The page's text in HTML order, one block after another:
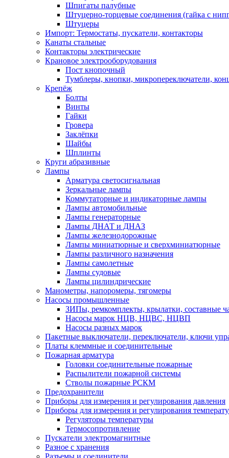
Шпигаты палубные
Штуцерно-торцевые соединения (гайка с
Штуцеры
Импорт: Термостаты, пускатели, контакторы
Канаты стальные
Контакторы электрические
Крановое электрооборудования
Пост кнопочный
Тумблеры, кнопки, микропереключатели,
Крепёж
Болты
Винты
Гайки
Гровера
Заклёпки
Шайбы
Шплинты
Круги абразивные
Лампы
Арматура светосигнальная
Зеркальные лампы
Коммутаторные и индикаторные лампы
Лампы автомобильные
Лампы генераторные
Лампы ДНАТ и ДНАЗ
Лампы железнодорожные
Лампы миниатюрные и сверхминиатюрные
Лампы различного назначения
Лампы самолетные
Лампы судовые
Лампы цилиндрические
Манометры, напоромеры, тягомеры
Насосы промышленные
ЗИПы, ремкомплекты, крылатки, составные
Насосы марок НЦВ, НЦВС, НЦВП
Насосы разных марок
Пакетные выключатели, переключатели, ключи
Платы клеммные и соединительные
Пожарная арматура
Головки соединительные пожарные
Распылители пожарной системы
Стволы пожарные РСКМ
Предохранители
Приборы для измерения и регулирования давления
Приборы для измерения и регулирования
Регуляторы температуры
Термосопротивление
Пускатели электромагнитные
Разное с хранения
Разъемы и соединители